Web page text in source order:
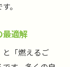
。
最適解
「燃えるご